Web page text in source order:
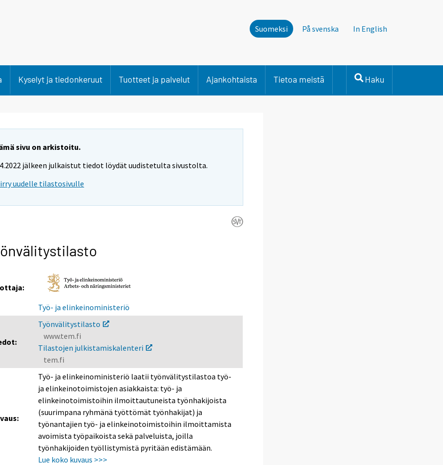
Suomeksi På svenska In English
Kyselyt ja tiedonkeruut Tuotteet ja palvelut Ajankohtaista Tietoa meistä Haku
sivu on arkistoitu.
jälkeen julkaistut tiedot löydät uudistetulta sivustolta.
uudelle tilastosivulle
Työ- ja elinkeinoministeriö
Työnvälitystilasto
www.tem.fi
Tilastojen julkistamiskalenteri
tem.fi
Työ- ja elinkeinoministeriö laatii työnvälitystilastoa työ-
ja elinkeinotoimistojen asiakkaista: työ- ja
elinkeinotoimistoihin ilmoittautuneista työnhakijoista
(suurimpana ryhmänä työttömät työnhakijat) ja
työnantajien työ- ja elinkeinotoimistoihin ilmoittamista
avoimista työpaikoista sekä palveluista, joilla
työnhakijoiden työllistymistä pyritään edistämään.
Lue koko kuvaus >>>